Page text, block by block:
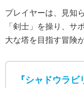
プレイヤーは、見知
「剣士」を操り、サ
大な塔を目指す冒険
『シャドウラ